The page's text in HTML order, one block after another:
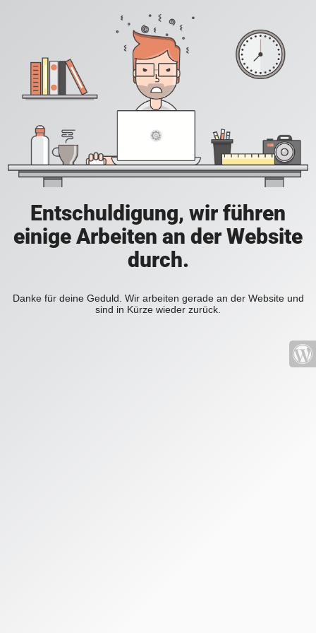
Entschuldigung, wir führen
einige Arbeiten an der Website
durch.
Danke für deine Geduld. Wir arbeiten gerade an der Website und
sind in Kürze wieder zurück.